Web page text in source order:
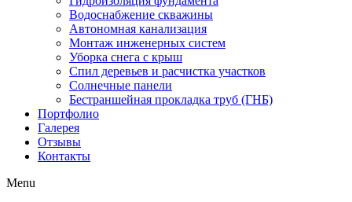
Водоснабжение скважины
Автономная канализация
Монтаж инженерных систем
Уборка снега с крыш
Спил деревьев и расчистка участков
Солнечные панели
Бестраншейная прокладка труб (ГНБ)
Портфолио
Галерея
Отзывы
Контакты
Menu